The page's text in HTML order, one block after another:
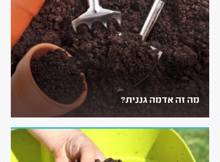
מה זה אדמה גננית?